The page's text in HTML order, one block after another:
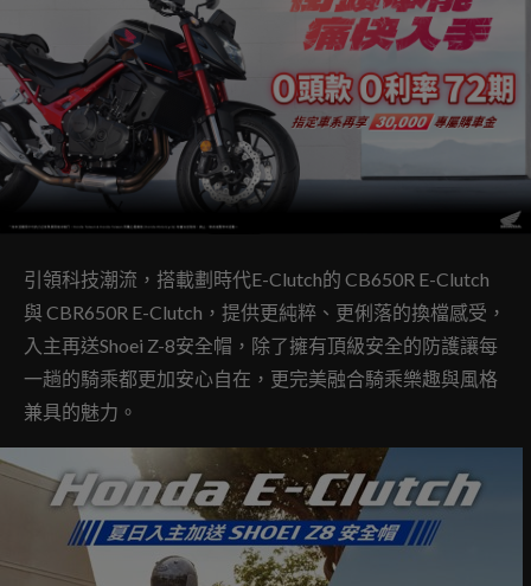
引領科技潮流，搭載劃時代E-Clutch的 CB650R E-Clutch
與 CBR650R E-Clutch，提供更純粹、更俐落的換檔感受，
入主再送Shoei Z-8安全帽，除了擁有頂級安全的防護讓每
一趟的騎乘都更加安心自在，更完美融合騎乘樂趣與風格
兼具的魅力。